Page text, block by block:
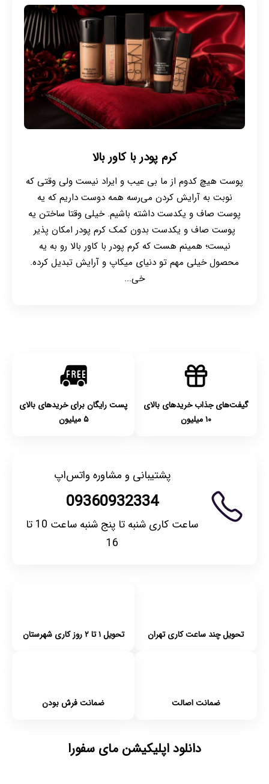
کرم پودر با کاور بالا
پوست هیچ کدوم از ما بی عیب و ایراد نیست ولی وقتی که
نوبت به آرایش کردن می‌رسه همه دوست داریم که یه
پوست صاف و یکدست داشته باشیم. خیلی وقتا ساختن یه
پوست صاف و یکدست بدون کمک کرم پودر امکان پذیر
نیست؛ همینم هست که کرم پودر با کاور بالا رو به یه
محصول خیلی مهم تو دنیای میکاپ و آرایش تبدیل کرده.
خی...
گیفت‌های جذاب خریدهای بالای
۱۰ میلیون
پست رایگان برای خریدهای بالای
۵ میلیون
پشتیبانی و مشاوره واتس‌اپ
09360932334
ساعت کاری شنبه تا پنج شنبه ساعت 10 تا
16
تحویل چند ساعت کاری تهران تحویل ۱ تا ۲ روز کاری شهرستان
ضمانت اصالت ضمانت فرش بودن
دانلود اپلیکیشن مای سفورا